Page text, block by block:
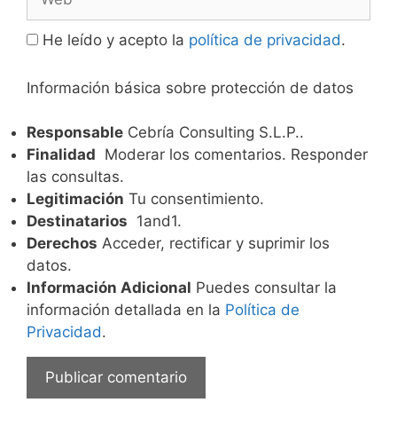
He leído y acepto la política de privacidad.
Información básica sobre protección de datos
Responsable Cebría Consulting S.L.P..
Finalidad Moderar los comentarios. Responder
las consultas.
Legitimación Tu consentimiento.
Destinatarios 1and1.
Derechos Acceder, rectificar y suprimir los
datos.
Información Adicional Puedes consultar la
información detallada en la Política de
Privacidad.